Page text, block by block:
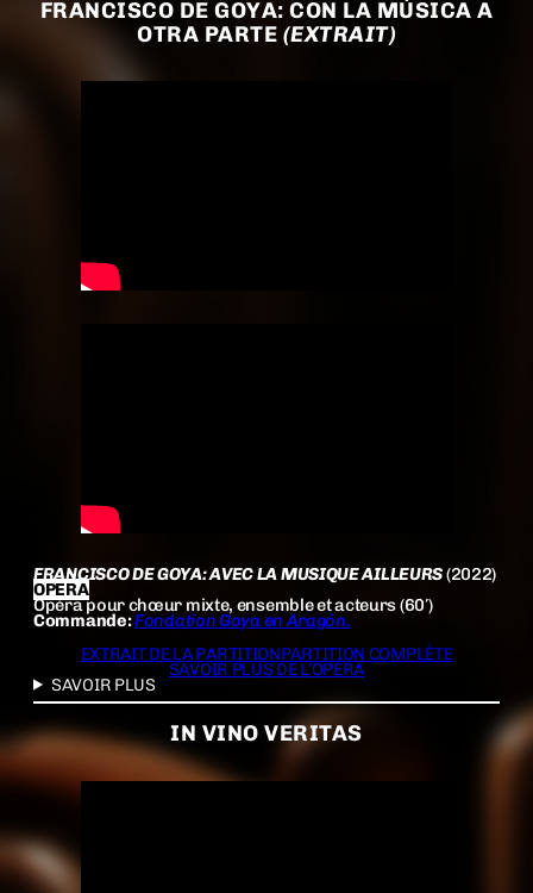
FRANCISCO DE GOYA: CON LA MÚSICA A
OTRA PARTE (EXTRAIT)
FRANCISCO DE GOYA: AVEC LA MUSIQUE AILLEURS(2022)
OPERA
Opéra pour chœur mixte, ensemble et acteurs (60′)
Commande:Fondation Goya en Aragón.
EXTRAIT DE LA PARTITIONPARTITION COMPLÈTE
SAVOIR PLUS DE L’OPÉRA
SAVOIR PLUS
IN VINO VERITAS